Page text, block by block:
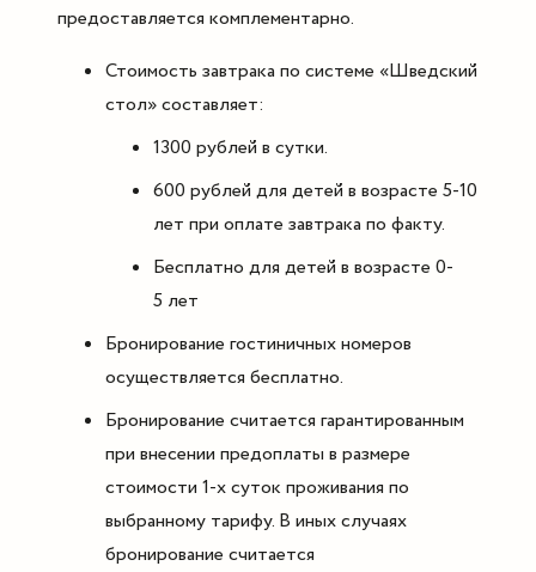
предоставляется комплементарно.
Стоимость завтрака по системе «Шведский
стол» составляет:
1300 рублей в сутки.
600 рублей для детей в возрасте 5-10
лет при оплате завтрака по факту.
Бесплатно для детей в возрасте 0-
5 лет
Бронирование гостиничных номеров
осуществляется бесплатно.
Бронирование считается гарантированным
при внесении предоплаты в размере
стоимости 1-х суток проживания по
выбранному тарифу. В иных случаях
бронирование считается